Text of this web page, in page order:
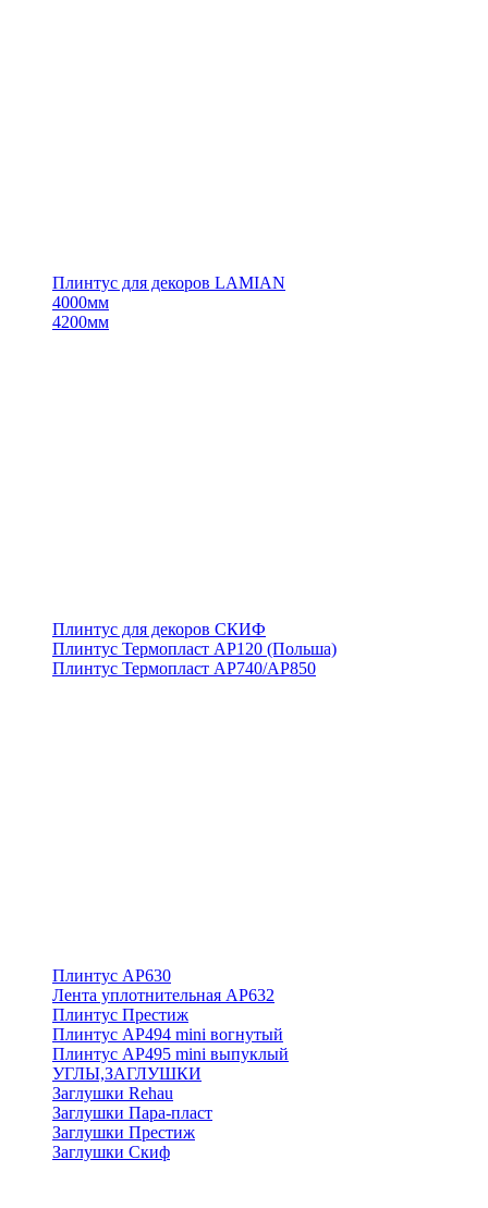
Плинтус для декоров LAMIAN
4000мм
4200мм
Плинтус для декоров СКИФ
Плинтус Термопласт АР120 (Польша)
Плинтус Термопласт АР740/АР850
Плинтус АР630
Лента уплотнительная АР632
Плинтус Престиж
Плинтус АР494 mini вогнутый
Плинтус АР495 mini выпуклый
УГЛЫ,ЗАГЛУШКИ
Заглушки Rehau
Заглушки Пара-пласт
Заглушки Престиж
Заглушки Скиф